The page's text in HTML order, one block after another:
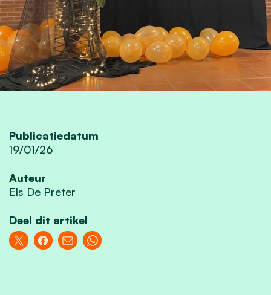
Publicatiedatum
19/01/26
Auteur
Els De Preter
Deel dit artikel